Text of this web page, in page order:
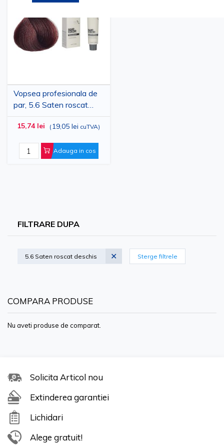
Formula de colorare a parului de calitate premium este
conceputa pentru a oferi rezultate vibrante si de lunga
durata, in timp ce hraneste si protejeaza parul. Indiferent
daca incercati nuante indraznete, vii sau tonuri subtile si
naturale, gama noastra diversa va asigura ca puteti da
Vopsea profesionala de
par, 5.6 Saten roscat
deschis, MAXIMA, 100ml
15,74 lei ( 19,05 lei cuTVA)
Adauga in cos
Dorinte
FILTRARE DUPA
5.6 Saten roscat deschis Sterge filtrele
COMPARA PRODUSE
Nu aveti produse de comparat.
Solicita Articol nou
Extinderea garantiei
Lichidari
Alege gratuit!